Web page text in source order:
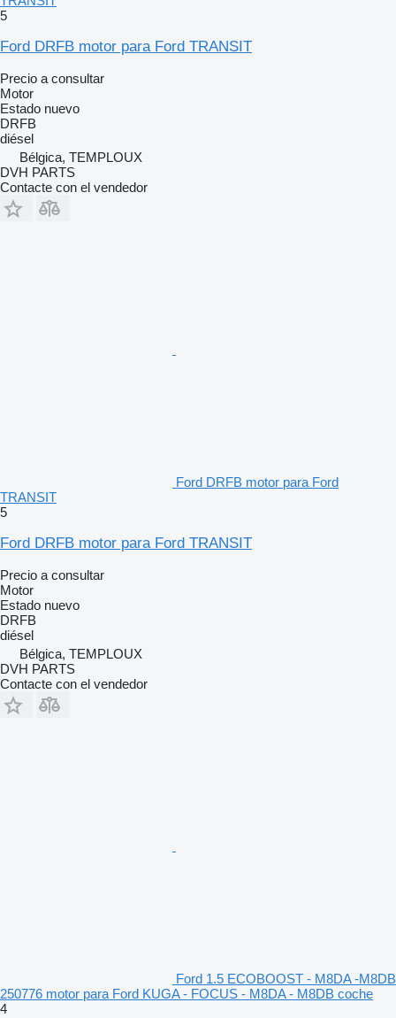
5
Ford DRFB motor para Ford TRANSIT
Precio a consultar
Motor
Estado nuevo
DRFB
diésel
Bélgica, TEMPLOUX
DVH PARTS
Contacte con el vendedor
Ford DRFB motor para Ford
TRANSIT
5
Ford DRFB motor para Ford TRANSIT
Precio a consultar
Motor
Estado nuevo
DRFB
diésel
Bélgica, TEMPLOUX
DVH PARTS
Contacte con el vendedor
Ford 1.5 ECOBOOST - M8DA -M8DB
250776 motor para Ford KUGA - FOCUS - M8DA - M8DB coche
4